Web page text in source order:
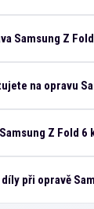
Samsung Z
na opravu
Z Fold 6
při opravě